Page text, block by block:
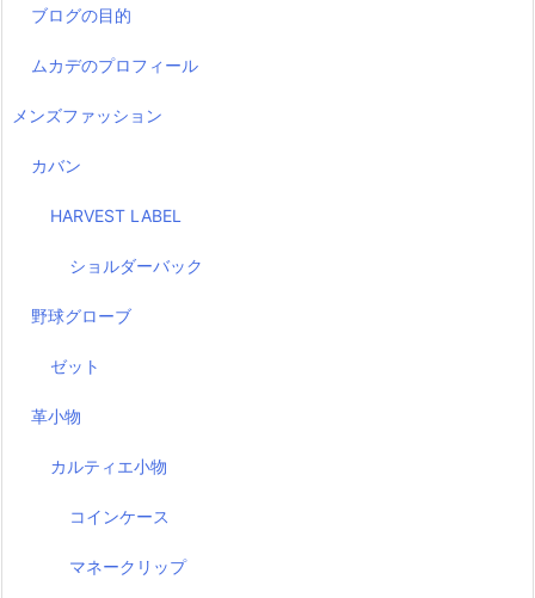
ブログの目的
ムカデのプロフィール
メンズファッション
カバン
HARVEST LABEL
ショルダーバック
野球グローブ
ゼット
革小物
カルティエ小物
コインケース
マネークリップ